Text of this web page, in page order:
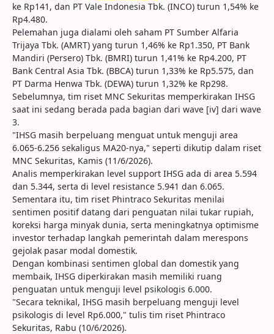
ke Rp141, dan PT Vale Indonesia Tbk. (INCO) turun 1,54% ke
Rp4.480.
Pelemahan juga dialami oleh saham PT Sumber Alfaria
Trijaya Tbk. (AMRT) yang turun 1,46% ke Rp1.350, PT Bank
Mandiri (Persero) Tbk. (BMRI) turun 1,41% ke Rp4.200, PT
Bank Central Asia Tbk. (BBCA) turun 1,33% ke Rp5.575, dan
PT Darma Henwa Tbk. (DEWA) turun 1,32% ke Rp298.
Sebelumnya, tim riset MNC Sekuritas memperkirakan IHSG
saat ini sedang berada pada bagian dari wave [iv] dari wave
3.
"IHSG masih berpeluang menguat untuk menguji area
6.065-6.256 sekaligus MA20-nya," seperti dikutip dalam riset
MNC Sekuritas, Kamis (11/6/2026).
Analis memperkirakan level support IHSG ada di area 5.594
dan 5.344, serta di level resistance 5.941 dan 6.065.
Sementara itu, tim riset Phintraco Sekuritas menilai
sentimen positif datang dari penguatan nilai tukar rupiah,
koreksi harga minyak dunia, serta meningkatnya optimisme
investor terhadap langkah pemerintah dalam merespons
gejolak pasar modal domestik.
Dengan kombinasi sentimen global dan domestik yang
membaik, IHSG diperkirakan masih memiliki ruang
penguatan untuk menguji level psikologis 6.000.
"Secara teknikal, IHSG masih berpeluang menguji level
psikologis di level Rp6.000," tulis tim riset Phintraco
Sekuritas, Rabu (10/6/2026).